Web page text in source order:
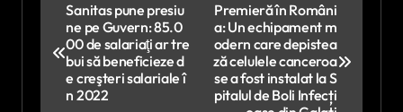
Sanitas pune presiu
ne pe Guvern: 85.0
00 de salariaţi ar tre
bui să beneficieze d
e creşteri salariale î
n 2022
Premieră în Români
a: Un echipament m
odern care depistea
ză celulele canceroa
se a fost instalat la S
pitalul de Boli Infecți